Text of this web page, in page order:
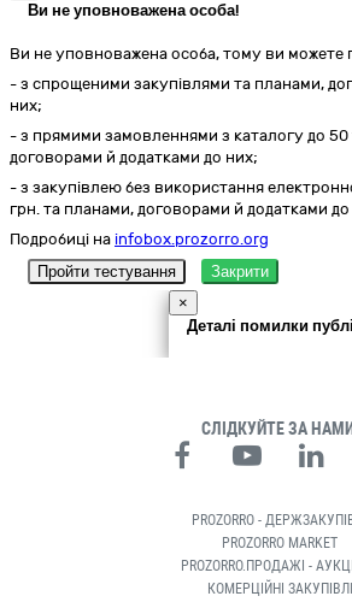
Ви не уповноважена особа!
Ви не уповноважена особа, тому ви
- з спрощеними закупівлями та планами,
них;
- з прямими замовленнями з каталогу до 50
договорами й додатками до них;
- з закупівлею без використання
грн. та планами, договорами й додатками до
Подробиці на infobox.prozorro.org
Пройти тестування
Закрити
×
Деталі помилки
СЛІДКУЙТЕ ЗА
PROZORRO -
PROZORRO MARKET
PROZORRO.ПРОДАЖІ -
КОМЕРЦІЙНІ ЗАКУПІВЛІ